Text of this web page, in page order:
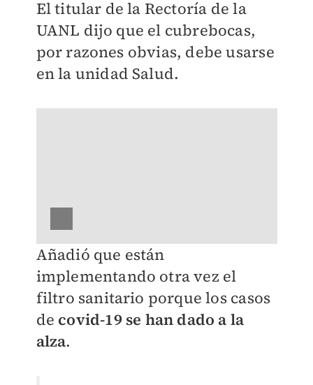
El titular de la Rectoría de la
UANL dijo que el cubrebocas,
por razones obvias, debe usarse
en la unidad Salud.
Añadió que están
implementando otra vez el
filtro sanitario porque los casos
de covid-19 se han dado a la
alza.